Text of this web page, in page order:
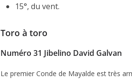
15°, du vent.
Toro à toro
Numéro 31 Jibelino David Galvan
Le premier Conde de Mayalde est très